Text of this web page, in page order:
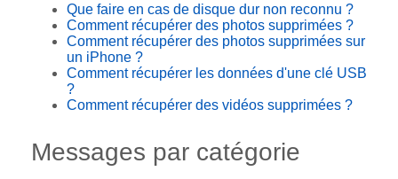
Que faire en cas de disque dur non reconnu ?
Comment récupérer des photos supprimées ?
Comment récupérer des photos supprimées sur
un iPhone ?
Comment récupérer les données d'une clé USB
?
Comment récupérer des vidéos supprimées ?
Messages par catégorie